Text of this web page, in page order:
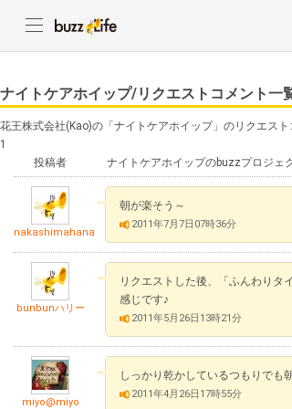
ナイトケアホイップ/リクエストコメント一
花王株式会社(Kao)の「ナイトケアホイップ」のリクエスト
1
投稿者
ナイトケアホイップのbuzzプロジェ
nakashimahana
朝が楽そう～
2011年7月7日07時36分
bunbunハリー
リクエストした後、「ふんわりタ
感じです♪
2011年5月26日13時21分
miyo@miyo
しっかり乾かしているつもりでも
2011年4月26日17時55分